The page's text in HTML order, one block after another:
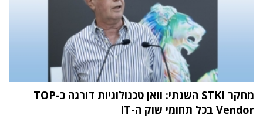
מחקר STKI השנתי: וואן טכנולוגיות דורגה כ-TOP
Vendor בכל תחומי שוק ה-IT